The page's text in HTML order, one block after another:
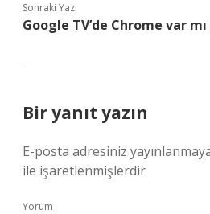
Sonraki Yazı
Google TV’de Chrome var mı
Bir yanıt yazın
E-posta adresiniz
ile işaretlenmişlerdir
Yorum